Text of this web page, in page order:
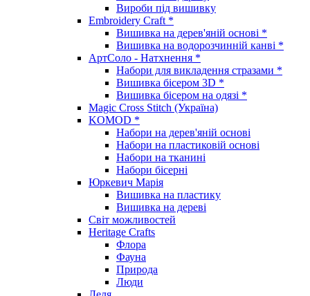
Вироби під вишивку
Embroidery Craft *
Вишивка на дерев'яній основі *
Вишивка на водорозчинній канві *
АртСоло - Натхнення *
Набори для викладення стразами *
Вишивка бісером 3D *
Вишивка бісером на одязі *
Magic Cross Stitch (Україна)
KOMOD *
Набори на дерев'яній основі
Набори на пластиковій основі
Набори на тканині
Набори бісерні
Юркевич Марія
Вишивка на пластику
Вишивка на дереві
Світ можливостей
Heritage Crafts
Флора
Фауна
Природа
Люди